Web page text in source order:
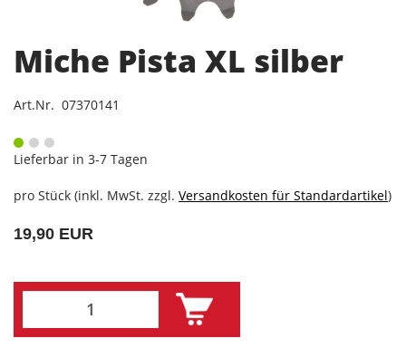
Miche Pista XL silber
Art.Nr. 07370141
Lieferbar in 3-7 Tagen
pro Stück (inkl. MwSt. zzgl. Versandkosten für Standardartikel)
19,90 EUR